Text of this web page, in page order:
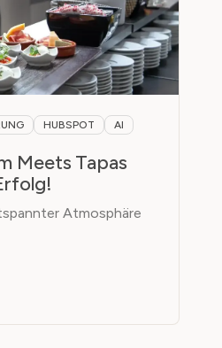
HUBSPOT AI
Meets Tapas
Atmosphäre